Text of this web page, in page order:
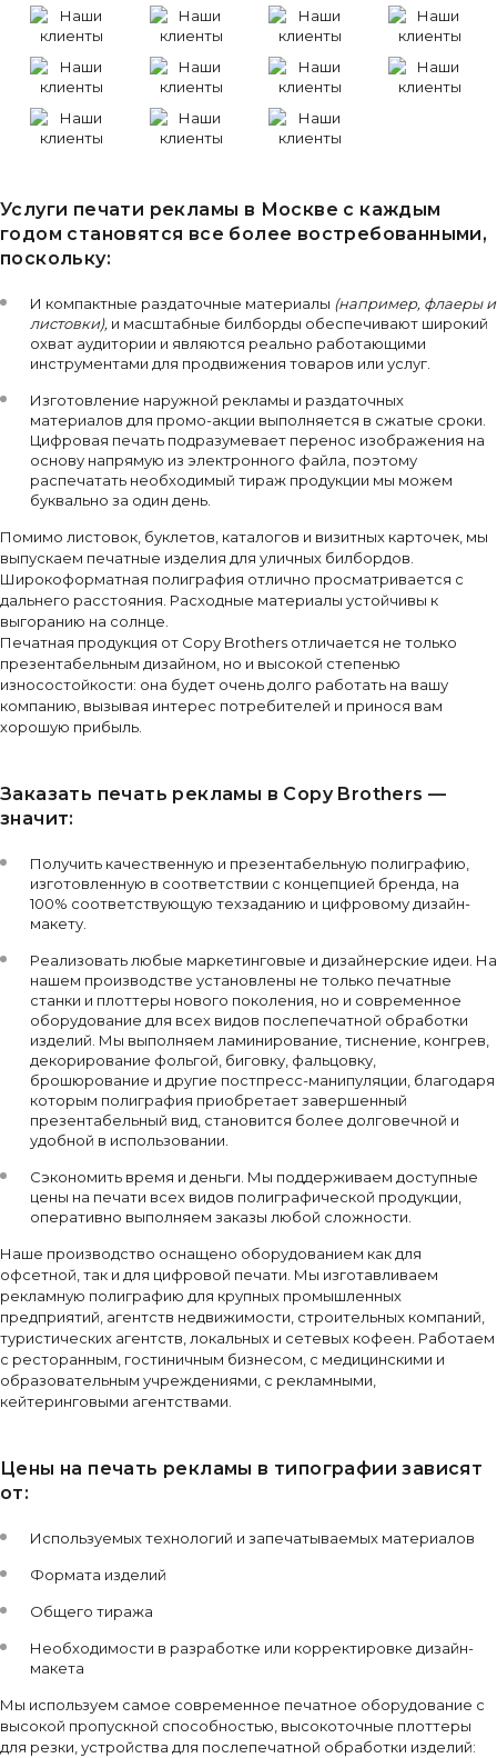
Услуги печати рекламы в Москве с каждым
годом становятся все более востребованными,
поскольку:
И компактные раздаточные материалы (например, флаеры и
листовки), и масштабные билборды обеспечивают широкий
охват аудитории и являются реально работающими
инструментами для продвижения товаров или услуг.
Изготовление наружной рекламы и раздаточных
материалов для промо-акции выполняется в сжатые сроки.
Цифровая печать подразумевает перенос изображения на
основу напрямую из электронного файла, поэтому
распечатать необходимый тираж продукции мы можем
буквально за один день.
Помимо листовок, буклетов, каталогов и визитных карточек, мы
выпускаем печатные изделия для уличных билбордов.
Широкоформатная полиграфия отлично просматривается с
дальнего расстояния. Расходные материалы устойчивы к
выгоранию на солнце.
Печатная продукция от Copy Brothers отличается не только
презентабельным дизайном, но и высокой степенью
износостойкости: она будет очень долго работать на вашу
компанию, вызывая интерес потребителей и принося вам
хорошую прибыль.
Заказать печать рекламы в Copy Brothers —
значит:
Получить качественную и презентабельную полиграфию,
изготовленную в соответствии с концепцией бренда, на
100% соответствующую техзаданию и цифровому дизайн-
макету.
Реализовать любые маркетинговые и дизайнерские идеи. На
нашем производстве установлены не только печатные
станки и плоттеры нового поколения, но и современное
оборудование для всех видов послепечатной обработки
изделий. Мы выполняем ламинирование, тиснение, конгрев,
декорирование фольгой, биговку, фальцовку,
брошюрование и другие постпресс-манипуляции, благодаря
которым полиграфия приобретает завершенный
презентабельный вид, становится более долговечной и
удобной в использовании.
Сэкономить время и деньги. Мы поддерживаем доступные
цены на печати всех видов полиграфической продукции,
оперативно выполняем заказы любой сложности.
Наше производство оснащено оборудованием как для
офсетной, так и для цифровой печати. Мы изготавливаем
рекламную полиграфию для крупных промышленных
предприятий, агентств недвижимости, строительных компаний,
туристических агентств, локальных и сетевых кофеен. Работаем
с ресторанным, гостиничным бизнесом, с медицинскими и
образовательным учреждениями, с рекламными,
кейтеринговыми агентствами.
Цены на печать рекламы в типографии зависят
от:
Используемых технологий и запечатываемых материалов
Формата изделий
Общего тиража
Необходимости в разработке или корректировке дизайн-
макета
Мы используем самое современное печатное оборудование с
высокой пропускной способностью, высокоточные плоттеры
для резки, устройства для послепечатной обработки изделий: